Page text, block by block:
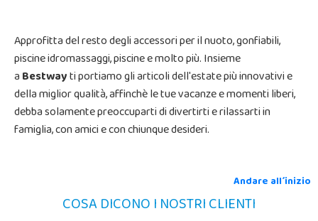
Approfitta del resto degli accessori per il nuoto, gonfiabili,
piscine idromassaggi, piscine e molto più. Insieme
aBestwayti portiamo gli articoli dell'estate più innovativi e
della miglior qualità, affinchè le tue vacanze e momenti liberi,
debba solamente preoccuparti di divertirti e rilassarti in
famiglia, con amici e con chiunque desideri.
Andare all´inizio
COSA DICONO I NOSTRI CLIENTI